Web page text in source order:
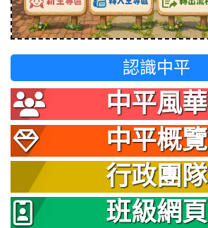
認識中平
中平風華
中平概覽
行政團隊
班級網頁